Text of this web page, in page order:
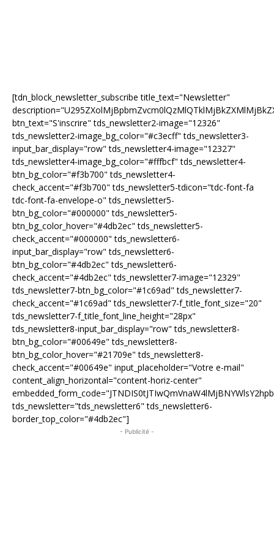
[tdn_block_newsletter_subscribe title_text="Newsletter"
btn_text="S'inscrire" tds_newsletter2-image="12326"
tds_newsletter2-image_bg_color="#c3ecff" tds_newsletter3-
input_bar_display="row" tds_newsletter4-image="12327"
tds_newsletter4-image_bg_color="#fffbcf" tds_newsletter4-
btn_bg_color="#f3b700" tds_newsletter4-
check_accent="#f3b700" tds_newsletter5-tdicon="tdc-font-fa
tdc-font-fa-envelope-o" tds_newsletter5-
btn_bg_color="#000000" tds_newsletter5-
btn_bg_color_hover="#4db2ec" tds_newsletter5-
check_accent="#000000" tds_newsletter6-
input_bar_display="row" tds_newsletter6-
btn_bg_color="#4db2ec" tds_newsletter6-
check_accent="#4db2ec" tds_newsletter7-image="12329"
tds_newsletter7-btn_bg_color="#1c69ad" tds_newsletter7-
check_accent="#1c69ad" tds_newsletter7-f_title_font_size="20"
tds_newsletter7-f_title_font_line_height="28px"
tds_newsletter8-input_bar_display="row" tds_newsletter8-
btn_bg_color="#00649e" tds_newsletter8-
btn_bg_color_hover="#21709e" tds_newsletter8-
check_accent="#00649e" input_placeholder="Votre e-mail"
content_align_horizontal="content-horiz-center"
tds_newsletter="tds_newsletter6" tds_newsletter6-
border_top_color="#4db2ec"]
- Publicité -